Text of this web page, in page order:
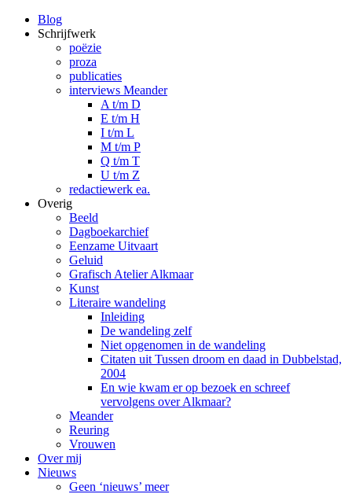
Blog
Schrijfwerk
poëzie
proza
publicaties
interviews Meander
A t/m D
E t/m H
I t/m L
M t/m P
Q t/m T
U t/m Z
redactiewerk ea.
Overig
Beeld
Dagboekarchief
Eenzame Uitvaart
Geluid
Grafisch Atelier Alkmaar
Kunst
Literaire wandeling
Inleiding
De wandeling zelf
Niet opgenomen in de wandeling
Citaten uit Tussen droom en daad in Dubbelstad,
2004
En wie kwam er op bezoek en schreef
vervolgens over Alkmaar?
Meander
Reuring
Vrouwen
Over mij
Nieuws
Geen ‘nieuws’ meer